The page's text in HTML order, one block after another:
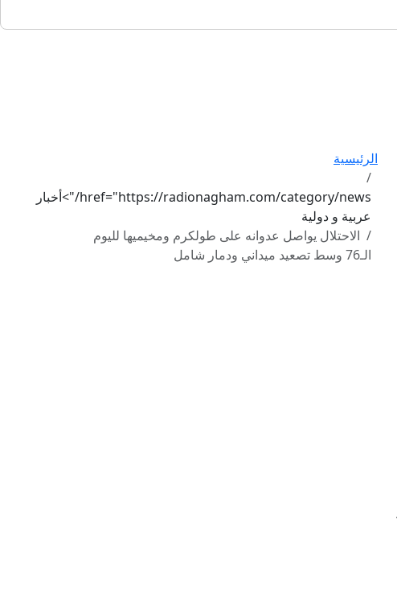
الرئيسية
href="https://radionagham.com/category/news/">أخبار
عربية و دولية
الاحتلال يواصل عدوانه على طولكرم ومخيميها لليوم
الـ76 وسط تصعيد ميداني ودمار شامل